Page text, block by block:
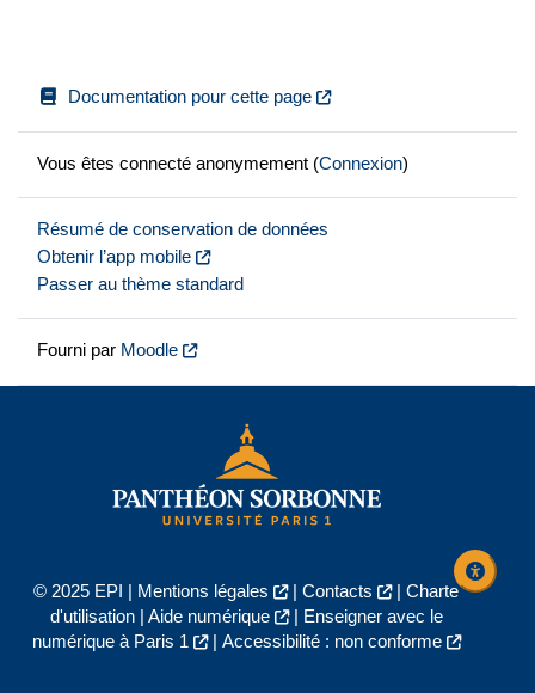
Documentation pour cette page
Vous êtes connecté anonymement (Connexion)
Résumé de conservation de données
Obtenir l’app mobile
Passer au thème standard
Fourni par Moodle
© 2025 EPI | Mentions légales | Contacts | Charte
d'utilisation| Aide numérique |
Enseigner avec le
numérique à Paris 1
| Accessibilité : non conforme